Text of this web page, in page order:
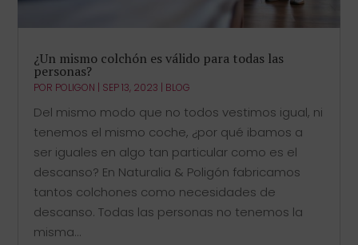
¿Un mismo colchón es válido para todas las
personas?
POR POLIGON | SEP 13, 2023 | BLOG
Del mismo modo que no todos vestimos igual, ni
tenemos el mismo coche, ¿por qué ibamos a
ser iguales en algo tan particular como es el
descanso? En Naturalia & Poligón fabricamos
tantos colchones como necesidades de
descanso. Todas las personas no tenemos la
misma...